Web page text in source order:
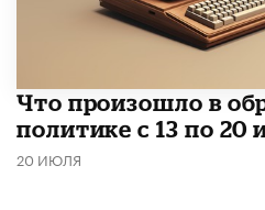
Что произошло в
политике с 13 по 20
20 ИЮЛЯ